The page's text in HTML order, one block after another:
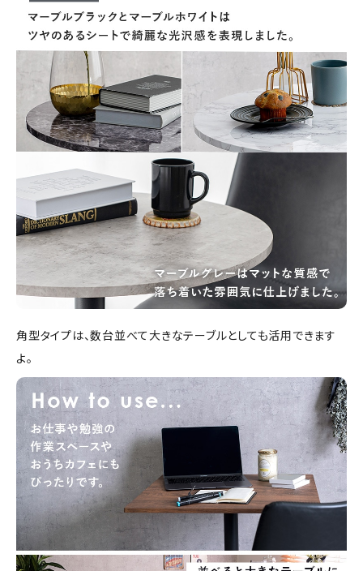
角型タイプは、数台並べて大きなテーブルとしても活用できます
よ。